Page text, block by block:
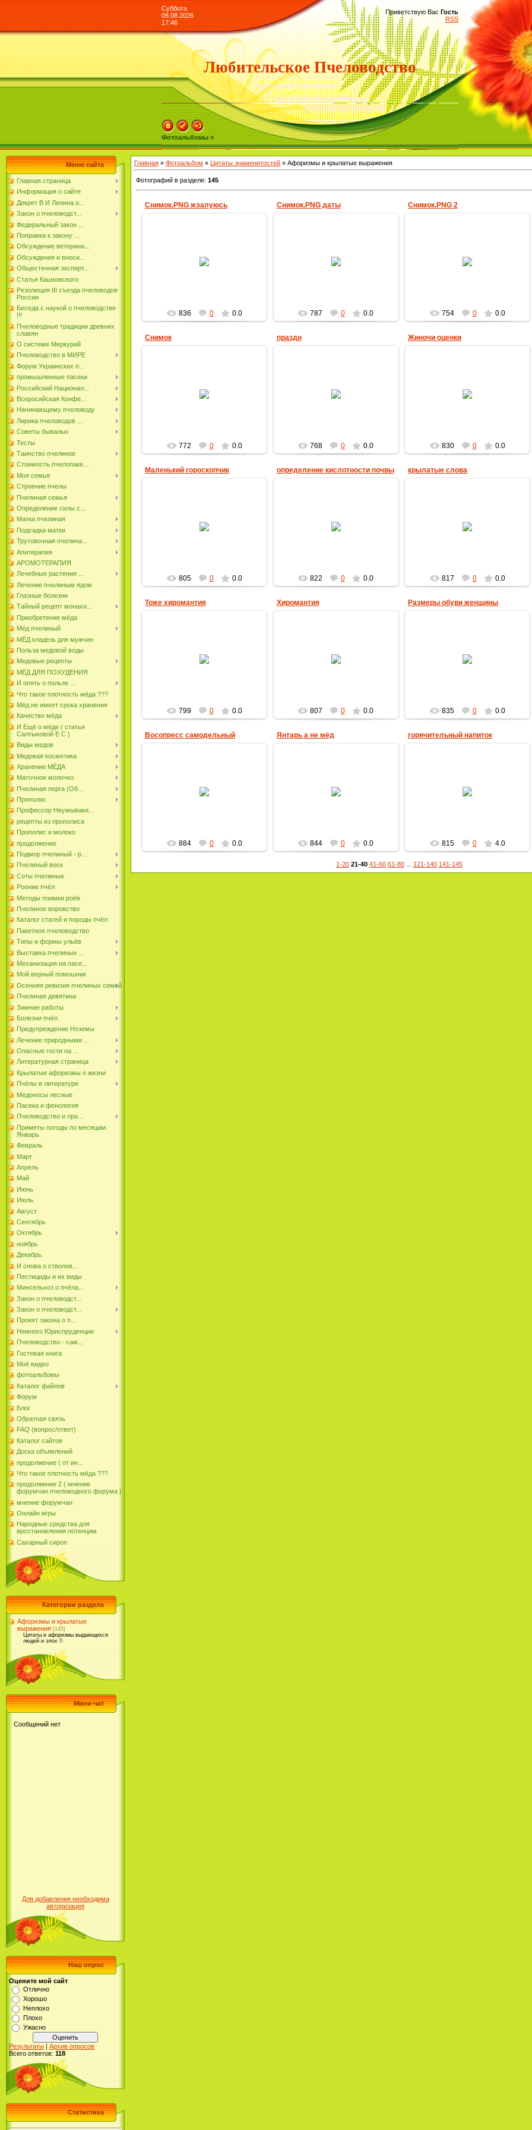
Суббота
08.08.2026
17:46
Приветствую Вас Гость
RSS
Любительское Пчеловодство
Фотоальбомы »
Меню сайта
Главная страница
Информация о сайте
Декрет В И Ленина о...
Закон о пчеловодст...
Федеральный закон ...
Поправка к закону ...
Обсуждение ветерина...
Обсуждения и вноси...
Общестенная эксперт...
Статья Кашковского
Резолюция III съезда пчеловодов
России
Беседа с наукой о пчеловодстве
!!!
Пчеловодные традиции древних
славян
О системе Меркурий
Пчеловодство в МИРЕ
Форум Украинских п...
промышленные пасеки
Российский Национал...
Всеросийская Конфе...
Начинающему пчеловоду
Лирика пчеловодов ...
Советы бывалых
Тесты
Таинство пчелиное
Стоимость пчелопаке...
Моя семья
Строение пчелы
Пчелиная семья
Определение силы с...
Матка пчелиная
Подсадка матки
Трутовочная пчелина...
Апитерапия
АРОМОТЕРАПИЯ
Лечебные растения ...
Лечение пчелиным ядом
Глазные болезни
Тайный рецепт монахи...
Приобретение мёда
Мёд пчелиный
МЁД кладезь для мужчин
Польза медовой воды
Медовые рецепты
МЁД ДЛЯ ПОХУДЕНИЯ
И опять о пользе ...
Что такое плотность мёда ???
Мёд не имеет срока хранения
Качество мёда
И Ещё о мёде ( статья
Салтыковой Е С )
Виды медов
Медовая косметика
Хранение МЁДА
Маточное молочко
Пчелиная перга (Об...
Прополис
Профессор Неумываки...
рецепты из прополиса
Прополис и молоко
продолжение
Подмор пчелиный - р...
Пчелиный воск
Соты пчелиные
Роение пчёл
Методы поимки роёв
Пчелиное воровство
Каталог статей и породы пчёл
Пакетное пчеловодство
Типы и формы ульёв
Выставка пчелиных ...
Механизация на пасе...
Мой верный помошник
Осенняя ревизия пчелиных семей
Пчелиная девятина
Зимние работы
Болезни пчёл
Предупреждение Ноземы
Лечение природными ...
Опасные гости на ...
Литературная страница
Крылатые афоризмы о жизни
Пчёлы в литературе
Медоносы лесные
Пасека и фенология
Пчеловодство и пра...
Приметы погоды по месяцам:
Январь
Февраль
Март
Апрель
Май
Июнь
Июль.
Август
Сентябрь
Октябрь
ноябрь
Декабрь.
И снова о стволов...
Пестициды и их виды
Минсельхоз о пчёла...
Закон о пчеловодст...
Закон о пчеловодст...
Проект закона о п...
Немного Юриспруденции
Пчеловодство - сам...
Гостевая книга
Моё видео
фотоальбомы
Каталог файлов
Форум
Блог
Обратная связь
FAQ (вопрос/ответ)
Каталог сайтов
Доска объявлений
продолжение ( от ин...
Что такое плотность мёда ???
продолжение 2 ( мнение
форумчан пчеловодного форума )
мнение форумчан
Онлайн игры
Народные средства для
врсстановления потенцим
Сахарный сироп
Категории раздела
Афоризмы и крылатые
выражения [145]
Цитаты и афоризмы выдающихся
людей и эпох !!
Мини-чат
Для добавления необходима
авторизация
Наш опрос
Оцените мой сайт
Отлично
Хорошо
Неплохо
Плохо
Ужасно
Результаты | Архив опросов
Всего ответов: 118
Статистика
Главная » Фотоальбом » Цитаты знаменитостей » Афоризмы и крылатые выражения
Фотографий в разделе: 145
Снимок.PNG жэалуюсь
836 0 0.0
Снимок.PNG даты
787 0 0.0
Снимок.PNG 2
754 0 0.0
Снимок
772 0 0.0
праздн
768 0 0.0
Жиночи оценки
Вот такие признания иногда
бывают место быть
830 0 0.0
Маленький гороскопчик
805 0 0.0
определение кислотности почвы
Хотя и примитив, но всё же
картиночку может прояснить
822 0 0.0
крылатые слова
817 0 0.0
Тоже хиромантия
799 0 0.0
Хиромантия
807 0 0.0
Размеры обуви женщины
835 0 0.0
Восопресс самодельный
884 0 0.0
Янтарь а не мёд
844 0 0.0
горячительный напиток
815 0 4.0
1-20 21-40 41-60 61-80 121-140 141-145